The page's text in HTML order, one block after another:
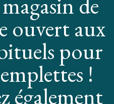
ouvert aux
pour
!
également